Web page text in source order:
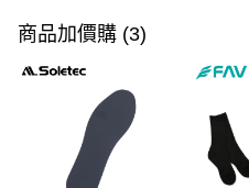
信用卡一次付款
信用卡分期付款
3 期 0 利率 每期
合作金庫商業銀行
華南商業銀行
超商取貨付款
商品加價購 (3)